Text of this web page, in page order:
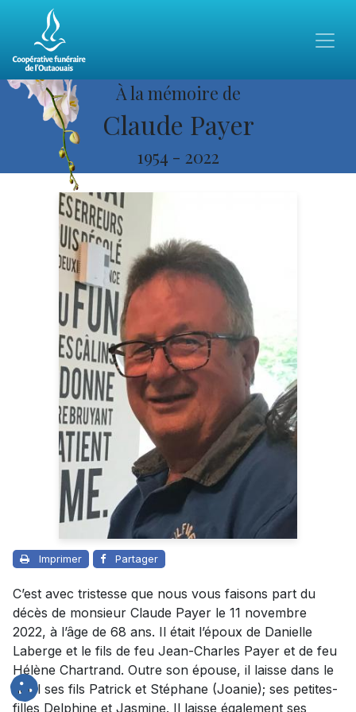
À la mémoire de
Claude Payer
1954 - 2022
Imprimer Partager
C’est avec tristesse que nous vous faisons part du
décès de monsieur Claude Payer le 11 novembre
2022, à l’âge de 68 ans. Il était l’époux de Danielle
Laberge et le fils de feu Jean-Charles Payer et de feu
Hélène Chartrand. Outre son épouse, il laisse dans le
deuil ses fils Patrick et Stéphane (Joanie); ses petites-
filles Delphine et Jasmine. Il laisse également ses